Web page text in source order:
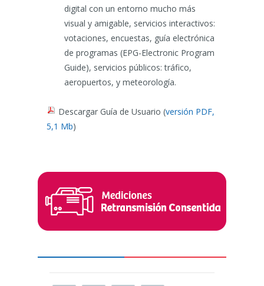
digital con un entorno mucho más
visual y amigable, servicios interactivos:
votaciones, encuestas, guía electrónica
de programas (EPG-Electronic Program
Guide), servicios públicos: tráfico,
aeropuertos, y meteorología.
Descargar Guía de Usuario (versión PDF,
5,1 Mb)